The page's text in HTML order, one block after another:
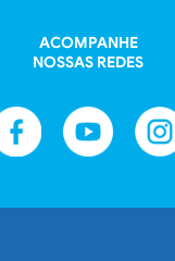
ACOMPANHE
NOSSAS REDES